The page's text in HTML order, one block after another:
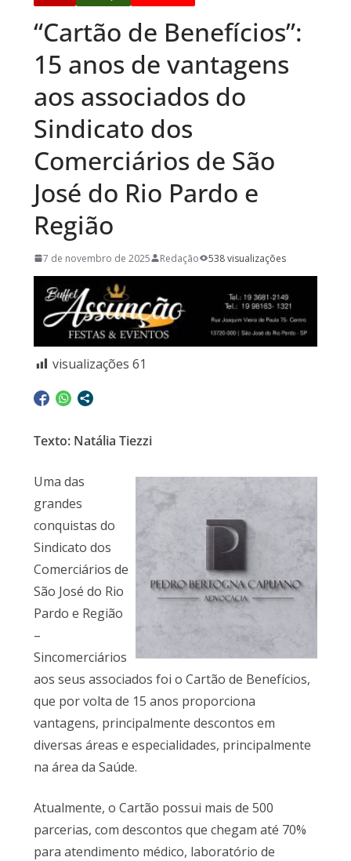
“Cartão de Benefícios”:
15 anos de vantagens
aos associados do
Sindicato dos
Comerciários de São
José do Rio Pardo e
Região
7 de novembro de 2025 Redação 538 visualizações
visualizações 61
Texto: Natália Tiezzi
Uma das
grandes
conquistas do
Sindicato dos
Comerciários de
São José do Rio
Pardo e Região
–
Sincomerciários
aos seus associados foi o Cartão de Benefícios,
que por volta de 15 anos proporciona
vantagens, principalmente descontos em
diversas áreas e especialidades, principalmente
na área da Saúde.
Atualmente, o Cartão possui mais de 500
parcerias, com descontos que chegam até 70%
para atendimento médico, laboratório de